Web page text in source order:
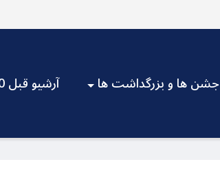
آرشیو قبل 2020 جشن ها و بزرگداشت ها